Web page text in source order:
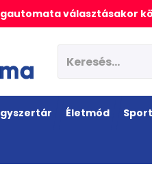
választásakor
Életmód Sport